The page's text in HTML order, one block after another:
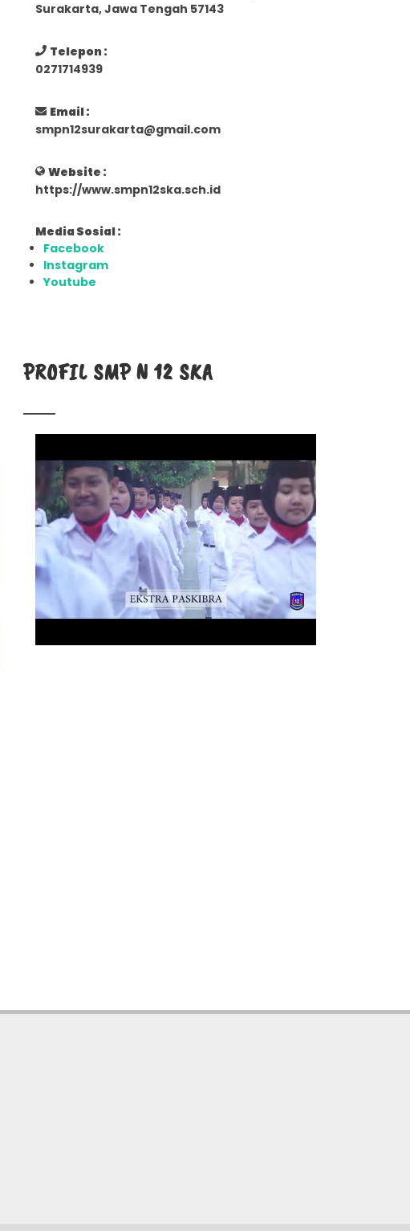
Surakarta, Jawa Tengah 57143
Telepon :
0271714939
Email :
smpn12surakarta@gmail.com
Website :
https://www.smpn12ska.sch.id
Media Sosial :
Facebook
Instagram
Youtube
PROFIL SMP N 12 SKA